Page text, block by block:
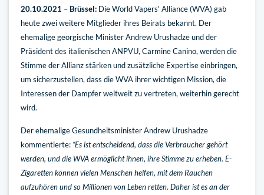
20.10.2021 – Brüssel: Die World Vapers' Alliance (WVA) gab
heute zwei weitere Mitglieder ihres Beirats bekannt. Der
ehemalige georgische Minister Andrew Urushadze und der
Präsident des italienischen ANPVU, Carmine Canino, werden die
Stimme der Allianz stärken und zusätzliche Expertise einbringen,
um sicherzustellen, dass die WVA ihrer wichtigen Mission, die
Interessen der Dampfer weltweit zu vertreten, weiterhin gerecht
wird.
Der ehemalige Gesundheitsminister Andrew Urushadze
kommentierte: “Es ist entscheidend, dass die Verbraucher gehört
werden, und die WVA ermöglicht ihnen, ihre Stimme zu erheben. E-
Zigaretten können vielen Menschen helfen, mit dem Rauchen
aufzuhören und so Millionen von Leben retten. Daher ist es an der